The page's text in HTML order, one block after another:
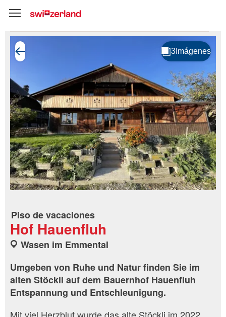
Piso de vacaciones
Hof Hauenfluh
Wasen im Emmental
Umgeben von Ruhe und Natur finden Sie im
alten Stöckli auf dem Bauernhof Hauenfluh
Entspannung und Entschleunigung.